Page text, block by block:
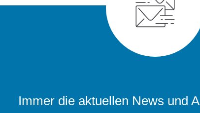
Immer die aktuellen News und